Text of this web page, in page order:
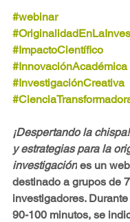
#webinar
#ImpactoCientífico
#InnovaciónAcadémica
#InvestigaciónCreativa
¡Despertando la
y estrategias para la
investigación es un
destinado a grupos de
investigadores.
90-100 minutos, se